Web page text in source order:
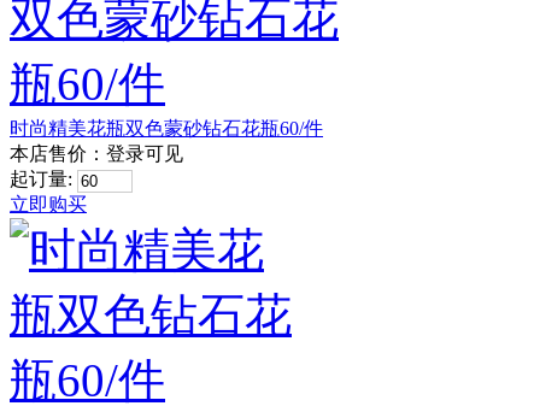
时尚精美花瓶双色蒙砂钻石花瓶60/件
本店售价： 登录可见
起订量:
立即购买